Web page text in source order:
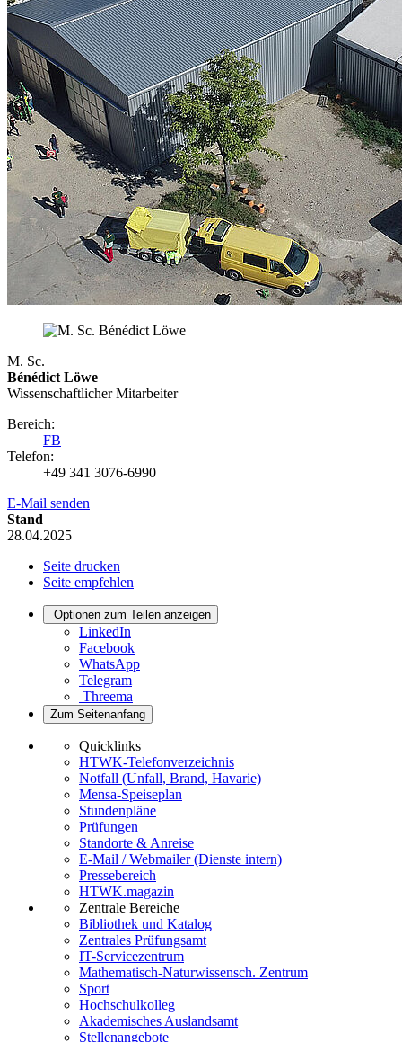
M. Sc.
Bénédict Löwe
Wissenschaftlicher Mitarbeiter
Bereich:
FB
Telefon:
+49 341 3076-6990
E-Mail senden
Stand
28.04.2025
Seite drucken
Seite empfehlen
Optionen zum Teilen anzeigen
LinkedIn
Facebook
WhatsApp
Telegram
Threema
Zum Seitenanfang
Quicklinks
HTWK-Telefonverzeichnis
Notfall (Unfall, Brand, Havarie)
Mensa-Speiseplan
Stundenpläne
Prüfungen
Standorte & Anreise
E-Mail / Webmailer (Dienste intern)
Pressebereich
HTWK.magazin
Zentrale Bereiche
Bibliothek und Katalog
Zentrales Prüfungsamt
IT-Servicezentrum
Mathematisch-Naturwissensch. Zentrum
Sport
Hochschulkolleg
Akademisches Auslandsamt
Stellenangebote